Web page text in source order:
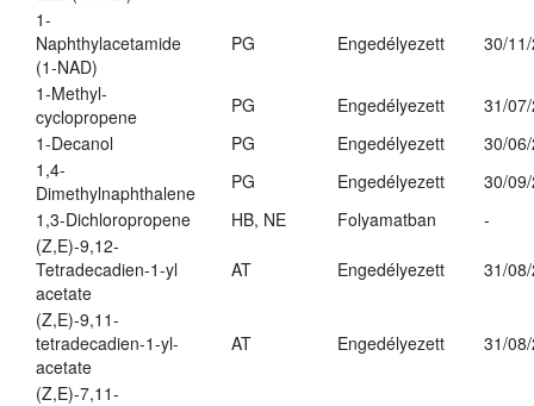
1-
Naphthylacetamide
(1-NAD)
PG Engedélyezett 30/
1-Methyl-
cyclopropene
PG Engedélyezett
31/
1-Decanol
PG Engedélyezett
30/
1,4-
Dimethylnaphthalene
PG Engedélyezett
30/
1,3-Dichloropropene
HB, NE Folyamatban
-
(Z,E)-9,12-
Tetradecadien-1-yl
acetate
AT Engedélyezett 31/
(Z,E)-9,11-
tetradecadien-1-yl-
acetate
AT Engedélyezett 31/
(Z,E)-7,11-